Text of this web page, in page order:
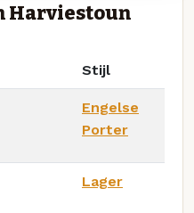
Harviestoun
Stijl
Engelse
Porter
Lager